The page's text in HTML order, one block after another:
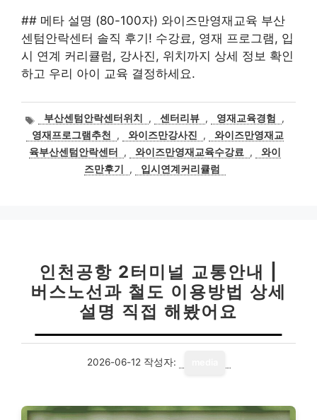
## 메타 설명 (80-100자) 와이즈만영재교육 부산
센텀안락센터 솔직 후기! 수강료, 영재 프로그램, 입
시 연계 커리큘럼, 강사진, 위치까지 상세 정보 확인
하고 우리 아이 교육 결정하세요.
태
그
부산센텀안락센터위치 , 센터리뷰 , 영재교육경험
,
영재프로그램추천
, 와이즈만강사진 ,
와이즈만영재교
육부산센텀안락센터
, 와이즈만영재교육수강료 ,
와이
즈만후기
, 입시연계커리큘럼
인천공항 2터미널 교통안내 |
버스노선과 철도 이용방법 상세
설명 직접 해봤어요
2026-06-12 작성자: